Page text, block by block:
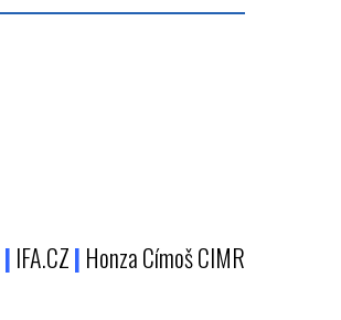
| IFA.CZ| Honza Címoš CIMR